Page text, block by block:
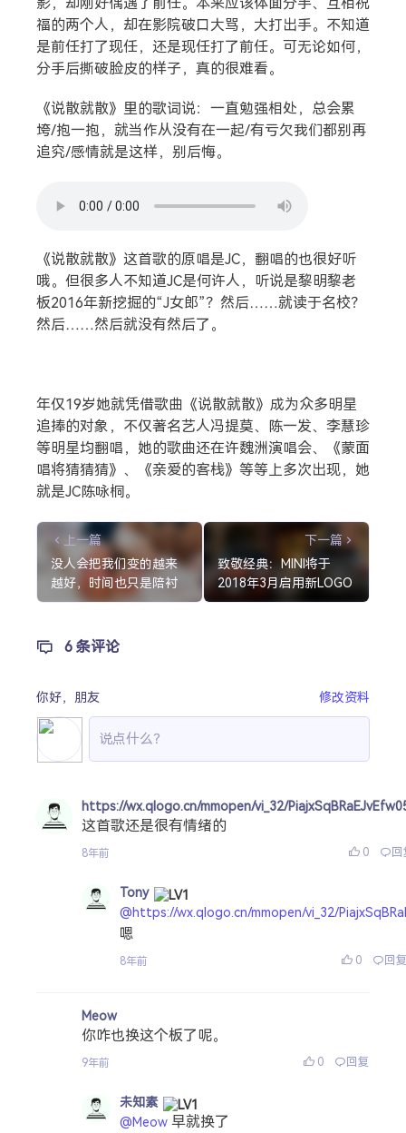
影，却刚好偶遇了前任。本来应该体面分手、互相祝
福的两个人，却在影院破口大骂，大打出手。不知道
是前任打了现任，还是现任打了前任。可无论如何，
分手后撕破脸皮的样子，真的很难看。
《说散就散》里的歌词说：一直勉强相处，总会累
垮/抱一抱，就当作从没有在一起/有亏欠我们都别再
追究/感情就是这样，别后悔。
《说散就散》这首歌的原唱是JC，翻唱的也很好听
哦。但很多人不知道JC是何许人，听说是黎明黎老
板2016年新挖掘的“J女郎”？然后……就读于名校？
然后……然后就没有然后了。
年仅19岁她就凭借歌曲《说散就散》成为众多明星
追捧的对象，不仅著名艺人冯提莫、陈一发、李慧珍
等明星均翻唱，她的歌曲还在许魏洲演唱会、《蒙面
唱将猜猜猜》、《亲爱的客栈》等等上多次出现，她
就是JC陈咏桐。
上一篇
没人会把我们变的越来
越好，时间也只是陪衬
下一篇
致敬经典：MINI将于
2018年3月启用新LOGO
6 条评论
你好， 朋友 修改资料
https://wx.qlogo.cn/mmopen/vi_32/
这首歌还是很有情绪的
8年前 0
Tony
@https://wx.qlogo.cn/mmopen/vi_32/
嗯
8年前 0 回
Meow
你咋也换这个板了呢。
9年前 0 回复
未知素
@Meow 早就换了